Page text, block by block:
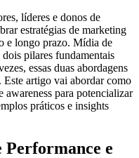
líderes e donos de
estratégias de marketing
e longo prazo. Mídia de
pilares fundamentais
essas duas abordagens
Este artigo vai abordar como
awareness para potencializar
práticos e insights
Performance e